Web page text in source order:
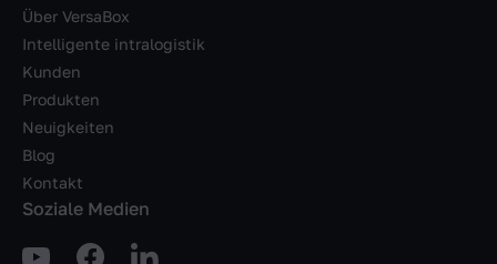
Über VersaBox
Intelligente intralogistik
Kunden
Produkten
Neuigkeiten
Blog
Kontakt
Soziale Medien